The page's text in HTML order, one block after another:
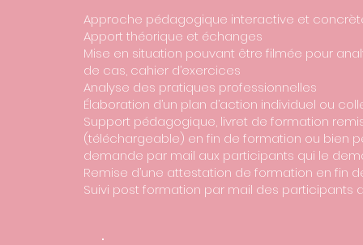
Approche pédagogique interactive et
Apport théorique et échanges
Mise en situation pouvant être filmée pour
de cas, cahier d’exercices
Analyse des pratiques professionnelles
Élaboration d’un plan d’action individuel ou
Support pédagogique, livret de formation
(téléchargeable) en fin de formation ou bien
demande par mail aux participants qui le
Remise d’une attestation de formation en fin
Suivi post formation par mail des participants